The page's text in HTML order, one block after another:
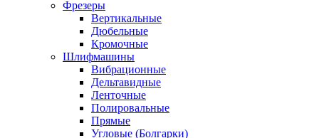
Фрезеры
Вертикальные
Дюбельные
Кромочные
Шлифмашины
Вибрационные
Дельтавидные
Ленточные
Полировальные
Прямые
Угловые (Болгарки)